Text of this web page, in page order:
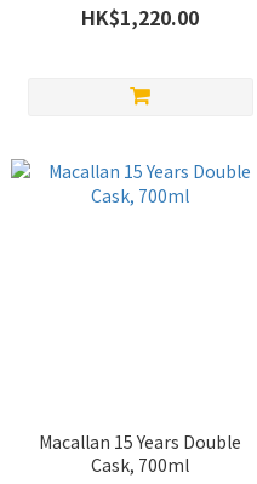
HK$1,220.00
Macallan 15 Years Double
Cask, 700ml